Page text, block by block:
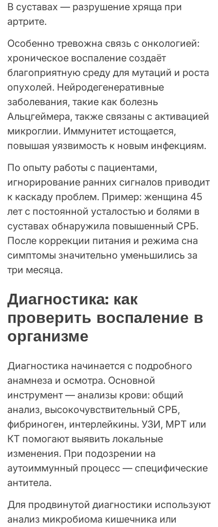
В суставах — разрушение хряща при
артрите.
Особенно тревожна связь с онкологией:
хроническое воспаление создаёт
благоприятную среду для мутаций и роста
опухолей. Нейродегенеративные
заболевания, такие как болезнь
Альцгеймера, также связаны с активацией
микроглии. Иммунитет истощается,
повышая уязвимость к новым инфекциям.
По опыту работы с пациентами,
игнорирование ранних сигналов приводит
к каскаду проблем. Пример: женщина 45
лет с постоянной усталостью и болями в
суставах обнаружила повышенный СРБ.
После коррекции питания и режима сна
симптомы значительно уменьшились за
три месяца.
Диагностика: как
проверить воспаление в
организме
Диагностика начинается с подробного
анамнеза и осмотра. Основной
инструмент — анализы крови: общий
анализ, высокочувствительный СРБ,
фибриноген, интерлейкины. УЗИ, МРТ или
КТ помогают выявить локальные
изменения. При подозрении на
аутоиммунный процесс — специфические
антитела.
Для продвинутой диагностики используют
анализ микробиома кишечника или